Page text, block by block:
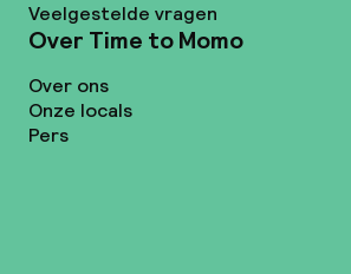
Veelgestelde vragen
Over Time to Momo
Over ons
Onze locals
Pers